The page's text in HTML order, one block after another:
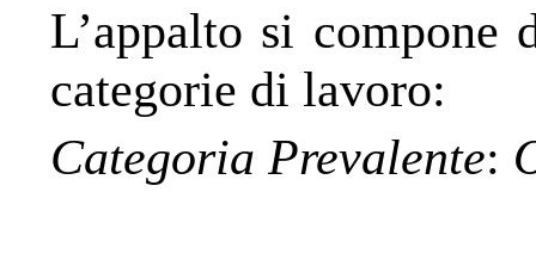
L’appalto si compone
categorie di lavoro:
Categoria Prevalente: